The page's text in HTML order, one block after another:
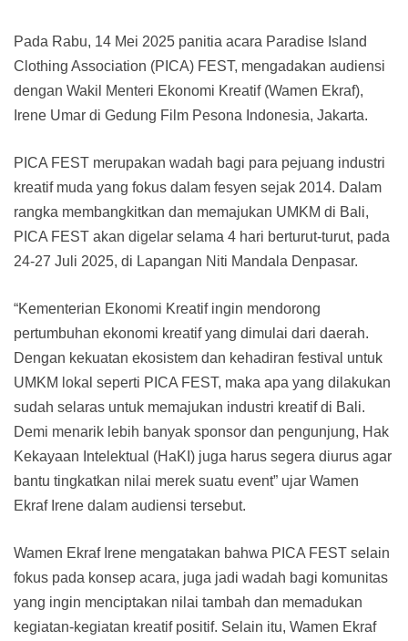
Pada Rabu, 14 Mei 2025 panitia acara Paradise Island
Clothing Association (PICA) FEST, mengadakan audiensi
dengan Wakil Menteri Ekonomi Kreatif (Wamen Ekraf),
Irene Umar di Gedung Film Pesona Indonesia, Jakarta.
PICA FEST merupakan wadah bagi para pejuang industri
kreatif muda yang fokus dalam fesyen sejak 2014. Dalam
rangka membangkitkan dan memajukan UMKM di Bali,
PICA FEST akan digelar selama 4 hari berturut-turut, pada
24-27 Juli 2025, di Lapangan Niti Mandala Denpasar.
“Kementerian Ekonomi Kreatif ingin mendorong
pertumbuhan ekonomi kreatif yang dimulai dari daerah.
Dengan kekuatan ekosistem dan kehadiran festival untuk
UMKM lokal seperti PICA FEST, maka apa yang dilakukan
sudah selaras untuk memajukan industri kreatif di Bali.
Demi menarik lebih banyak sponsor dan pengunjung, Hak
Kekayaan Intelektual (HaKI) juga harus segera diurus agar
bantu tingkatkan nilai merek suatu event” ujar Wamen
Ekraf Irene dalam audiensi tersebut.
Wamen Ekraf Irene mengatakan bahwa PICA FEST selain
fokus pada konsep acara, juga jadi wadah bagi komunitas
yang ingin menciptakan nilai tambah dan memadukan
kegiatan-kegiatan kreatif positif. Selain itu, Wamen Ekraf